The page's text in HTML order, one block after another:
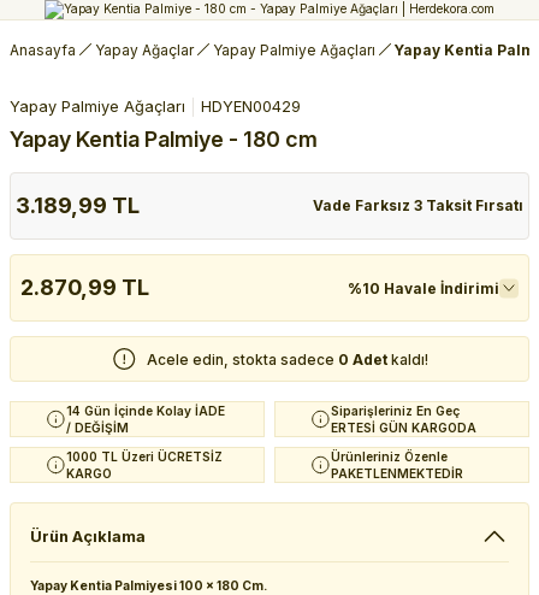
Anasayfa Yapay Ağaçlar Yapay Palmiye Ağaçları Yapay Kentia
Yapay Palmiye Ağaçları HDYEN00429
Yapay Kentia Palmiye - 180 cm
3.189,99 TL Vade Farksız 3 Taksit Fırsatı
2.870,99 TL %10 Havale İndirimi
Acele edin, stokta sadece 0 Adet kaldı!
14 Gün İçinde Kolay İADE
/ DEĞİŞİM
Siparişleriniz En Geç
ERTESİ GÜN KARGODA
1000 TL Üzeri ÜCRETSİZ
KARGO
Ürünleriniz Özenle
PAKETLENMEKTEDİR
Ürün Açıklama
Yapay Kentia Palmiyesi 100 x 180 Cm.